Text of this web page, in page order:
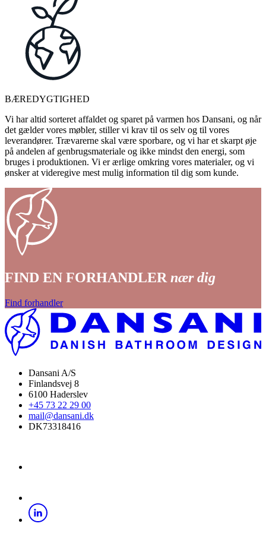
BÆREDYGTIGHED
Vi har altid sorteret affaldet og sparet på varmen hos Dansani, og når
det gælder vores møbler, stiller vi krav til os selv og til vores
leverandører. Trævarerne skal være sporbare, og vi har et skarpt øje
på andelen af genbrugsmateriale og ikke mindst den energi, som
bruges i produktionen. Vi er ærlige omkring vores materialer, og vi
ønsker at videregive mest mulig information til dig som kunde.
FIND EN FORHANDLER nær dig
Find forhandler
Dansani A/S
Finlandsvej 8
6100 Haderslev
+45 73 22 29 00
mail@dansani.dk
DK73318416